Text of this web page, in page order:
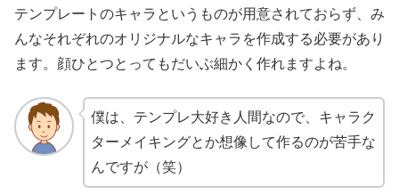
テンプレートのキャラというものが用意されておらず、み
んなそれぞれのオリジナルなキャラを作成する必要があり
ます。顔ひとつとってもだいぶ細かく作れますよね。
僕は、テンプレ大好き人間なので、キャラク
ターメイキングとか想像して作るのが苦手な
んですが（笑）